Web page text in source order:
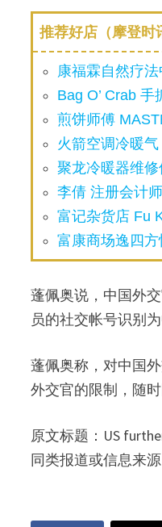
推荐好店（摩登时
康福霖自然疗
Bag O’ Crab
煎饼师傅
火箭空调冷暖
聚龙冷暖器维
李倩 注册会计
富记杂货店 Fu
富康商场逸四
蓬佩奥说，中国外
员的社交帐号识别
蓬佩奥称，对中国
外交官的限制，随时
原文标题：US
同类报道或信息来源